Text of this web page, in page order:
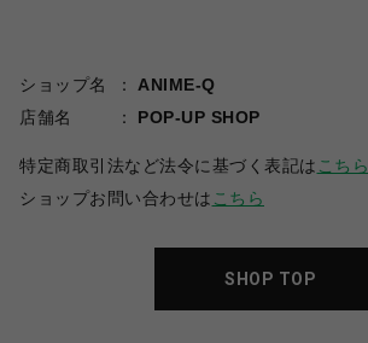
ショップ名
ANIME-Q
店舗名
POP-UP SHOP
特定商取引法など法令に基づく表記は こちら
ショップお問い合わせは こちら
SHOP TOP